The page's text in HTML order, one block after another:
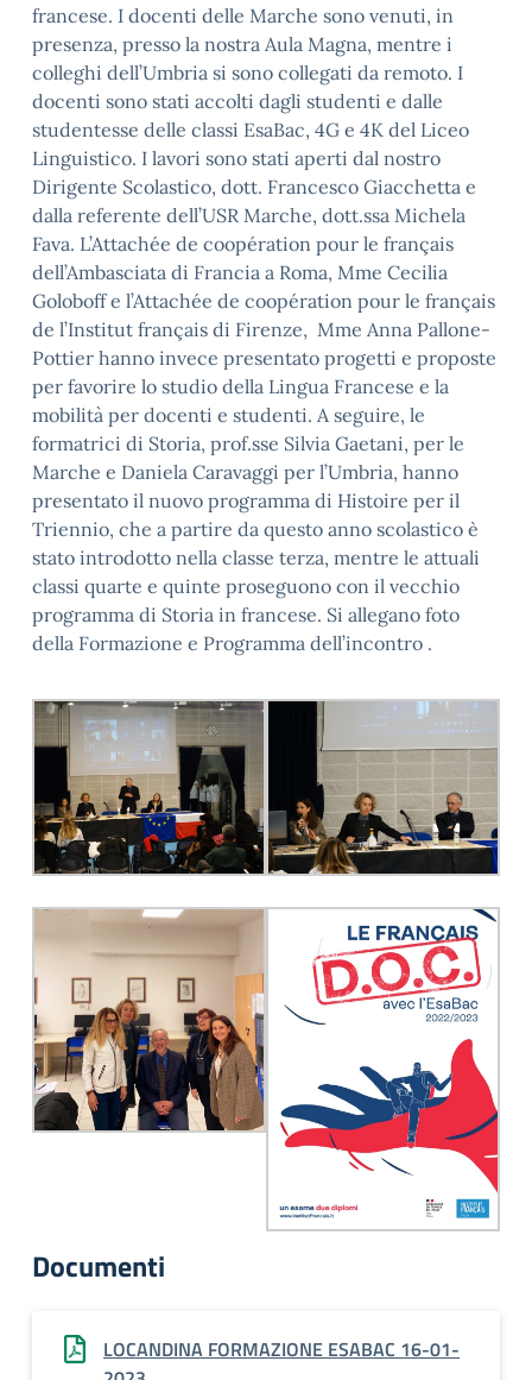
francese. I docenti delle Marche sono venuti, in
presenza, presso la nostra Aula Magna, mentre i
colleghi dell’Umbria si sono collegati da remoto. I
docenti sono stati accolti dagli studenti e dalle
studentesse delle classi EsaBac, 4G e 4K del Liceo
Linguistico. I lavori sono stati aperti dal nostro
Dirigente Scolastico, dott. Francesco Giacchetta e
dalla referente dell’USR Marche, dott.ssa Michela
Fava. L’Attachée de coopération pour le français
dell’Ambasciata di Francia a Roma, Mme Cecilia
Goloboff e l’Attachée de coopération pour le français
de l’Institut français di Firenze, Mme Anna Pallone-
Pottier hanno invece presentato progetti e proposte
per favorire lo studio della Lingua Francese e la
mobilità per docenti e studenti. A seguire, le
formatrici di Storia, prof.sse Silvia Gaetani, per le
Marche e Daniela Caravaggi per l’Umbria, hanno
presentato il nuovo programma di Histoire per il
Triennio, che a partire da questo anno scolastico è
stato introdotto nella classe terza, mentre le attuali
classi quarte e quinte proseguono con il vecchio
programma di Storia in francese. Si allegano foto
della Formazione e Programma dell’incontro .
Documenti
LOCANDINA FORMAZIONE ESABAC 16-01-